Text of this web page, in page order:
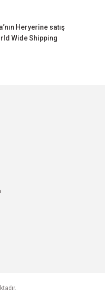
Heryerine satış
Wide Shipping